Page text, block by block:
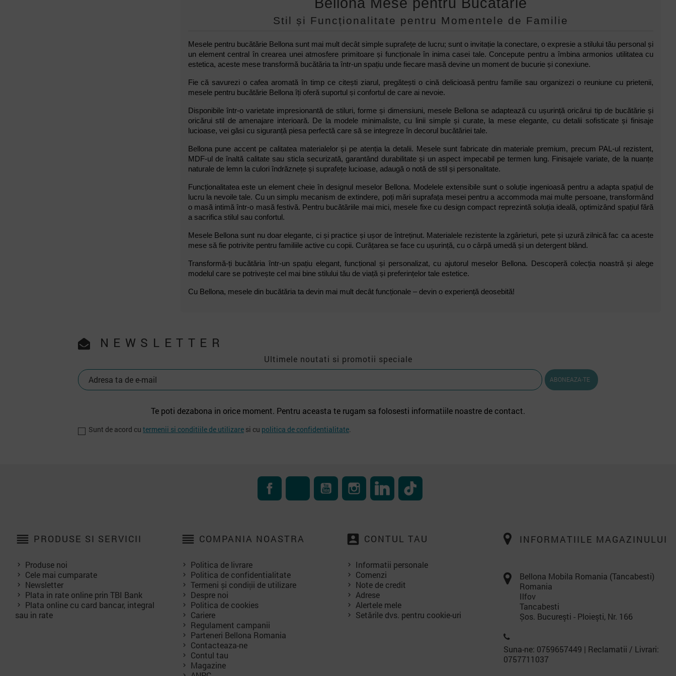
Stil și Funcționalitate pentru Momentele de Familie
Mesele pentru bucătărie Bellona sunt mai mult decât simple suprafețe de lucru; sunt o invitație la conectare, o expresie a stilului tău personal și
un element central în crearea unei atmosfere primitoare și funcționale în inima casei tale. Concepute pentru a îmbina armonios utilitatea cu
estetica, aceste mese transformă bucătăria ta într-un spațiu unde fiecare masă devine un moment de bucurie și conexiune.
Fie că savurezi o cafea aromată în timp ce citești ziarul, pregătești o cină delicioasă pentru familie sau organizezi o reuniune cu prietenii,
mesele pentru bucătărie Bellona îți oferă suportul și confortul de care ai nevoie.
Disponibile într-o varietate impresionantă de stiluri, forme și dimensiuni, mesele Bellona se adaptează cu ușurință oricărui tip de bucătărie și
oricărui stil de amenajare interioară. De la modele minimaliste, cu linii simple și curate, la mese elegante, cu detalii sofisticate și finisaje
lucioase, vei găsi cu siguranță piesa perfectă care să se integreze în decorul bucătăriei tale.
Bellona pune accent pe calitatea materialelor și pe atenția la detalii. Mesele sunt fabricate din materiale premium, precum PAL-ul rezistent,
MDF-ul de înaltă calitate sau sticla securizată, garantând durabilitate și un aspect impecabil pe termen lung. Finisajele variate, de la nuanțe
naturale de lemn la culori îndrăznețe și suprafețe lucioase, adaugă o notă de stil și personalitate.
Funcționalitatea este un element cheie în designul meselor Bellona. Modelele extensibile sunt o soluție ingenioasă pentru a adapta spațiul de
lucru la nevoile tale. Cu un simplu mecanism de extindere, poți mări suprafața mesei pentru a accommoda mai multe persoane, transformând
o masă intimă într-o masă festivă. Pentru bucătăriile mai mici, mesele fixe cu design compact reprezintă soluția ideală, optimizând spațiul fără
a sacrifica stilul sau confortul.
Mesele Bellona sunt nu doar elegante, ci și practice și ușor de întreținut. Materialele rezistente la zgârieturi, pete și uzură zilnică fac ca aceste
mese să fie potrivite pentru familiile active cu copii. Curățarea se face cu ușurință, cu o cârpă umedă și un detergent blând.
Transformă-ți bucătăria într-un spațiu elegant, funcțional și personalizat, cu ajutorul meselor Bellona. Descoperă colecția noastră și alege
modelul care se potrivește cel mai bine stilului tău de viață și preferințelor tale estetice.
Cu Bellona, mesele din bucătăria ta devin mai mult decât funcționale – devin o experiență deosebită!
NEWSLETTER
Ultimele noutati si promotii speciale
Te poti dezabona in orice moment. Pentru aceasta te rugam sa folosesti informatiile noastre de contact.
Sunt de acord cu termenii si conditiile de utilizare si cu politica de confidentialitate.
FacebookRSS YouTube InstagramLinkedIn
reorder PRODUSE SI SERVICII
Produse noi
Cele mai cumparate
Newsletter
Plata in rate online prin TBI Bank
Plata online cu card bancar, integral
sau in rate
reorder COMPANIA NOASTRA
Politica de livrare
Politica de confidentialitate
Termeni și condiții de utilizare
Despre noi
Politica de cookies
Cariere
Regulament campanii
Parteneri Bellona Romania
Contacteaza-ne
Contul tau
Magazine
account_box CONTUL TAU
Informatii personale
Comenzi
Note de credit
Adrese
Alertele mele
Setările dvs. pentru cookie-uri
INFORMATIILE MAGAZINULUI
Bellona Mobila Romania (Tancabesti)
Romania
Ilfov
Tancabesti
Șos. Bucureşti - Ploieşti, Nr. 166
Suna-ne: 0759657449 | Reclamatii / Livrari:
0757711037